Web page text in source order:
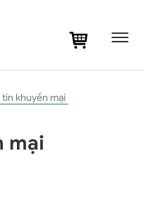
khuyến mại
mại